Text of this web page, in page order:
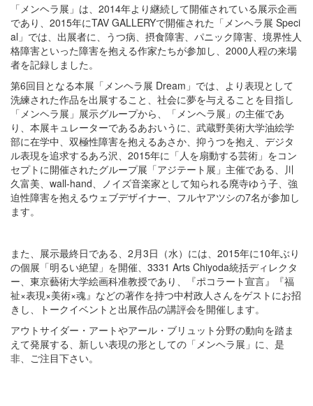
「メンヘラ展」は、2014年より継続して開催されている展示企画
であり、2015年にTAV GALLERYで開催された「メンヘラ展 Speci
al」では、出展者に、うつ病、摂食障害、パニック障害、境界性人
格障害といった障害を抱える作家たちが参加し、2000人程の来場
者を記録しました。
第6回目となる本展「メンヘラ展 Dream」では、より表現として
洗練された作品を出展すること、社会に夢を与えることを目指し
「メンヘラ展」展示グループから、「メンヘラ展」の主催であ
り、本展キュレーターであるあおいうに、武蔵野美術大学油絵学
部に在学中、双極性障害を抱えるあさか、抑うつを抱え、デジタ
ル表現を追求するあろ沢、2015年に「人を扇動する芸術」をコン
セプトに開催されたグループ展「アジテート展」主催である、川
久富美、wall-hand、ノイズ音楽家として知られる廃寺ゆう子、強
迫性障害を抱えるウェブデザイナー、フルヤアツシの7名が参加し
ます。
また、展示最終日である、2月3日（水）には、2015年に10年ぶり
の個展「明るい絶望」を開催、3331 Arts Chiyoda統括ディレクタ
ー、東京藝術大学絵画科准教授であり、『ポコラート宣言』『福
祉×表現×美術×魂』などの著作を持つ中村政人さんをゲストにお招
きし、トークイベントと出展作品の講評会を開催します。
アウトサイダー・アートやアール・ブリュット分野の動向を踏ま
えて発展する、新しい表現の形としての「メンヘラ展」に、是
非、ご注目下さい。